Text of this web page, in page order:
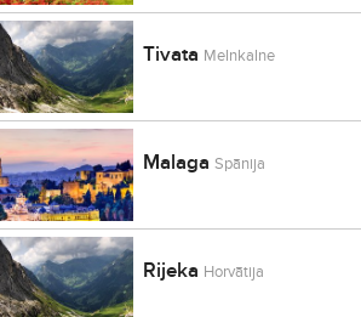
Tivata Melnkalne
MalagaSpānija
Rijeka Horvātija